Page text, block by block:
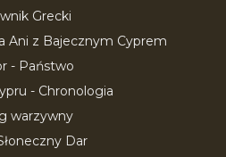
Grecki
Ani z Bajecznym Cyprem
- Państwo
- Chronologia
warzywny
Dar